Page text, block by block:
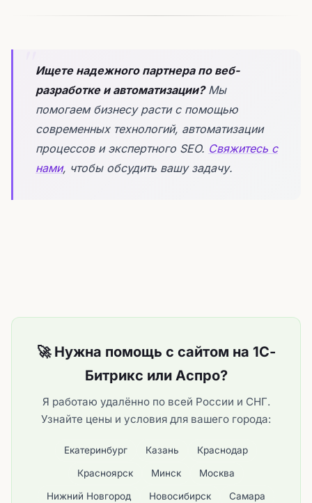
Ищете надежного партнера по веб-
разработке и автоматизации?Мы
помогаем бизнесу расти с помощью
современных технологий, автоматизации
процессов и экспертного SEO. Свяжитесь с
нами, чтобы обсудить вашу задачу.
🚀 Нужна помощь с сайтом на 1С-
Битрикс или Аспро?
Я работаю удалённо по всей России и СНГ.
Узнайте цены и условия для вашего города:
Екатеринбург Казань Краснодар
Красноярск Минск Москва
Нижний Новгород Новосибирск Самара